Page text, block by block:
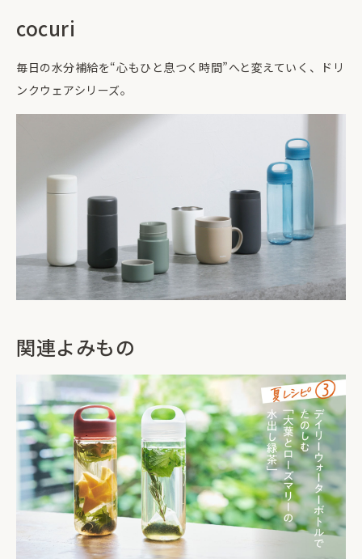
cocuri
毎日の水分補給を“心もひと息つく時間”へと変えていく、ドリ
ンクウェアシリーズ。
関連よみもの